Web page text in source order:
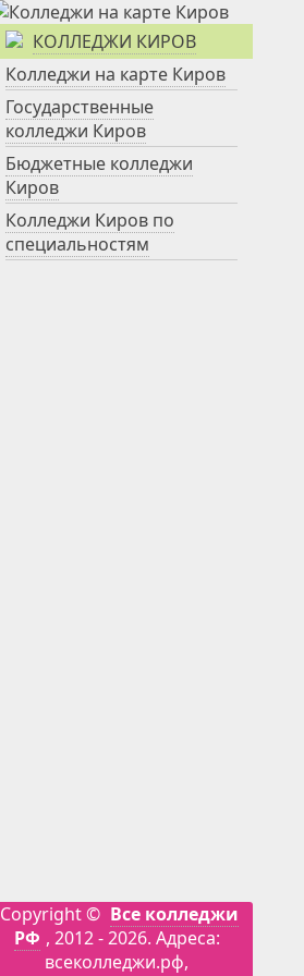
КОЛЛЕДЖИ КИРОВ
Колледжи на карте Киров
Государственные
колледжи Киров
Бюджетные колледжи
Киров
Колледжи Киров по
специальностям
Copyright © Все колледжи
РФ , 2012 - 2026. Адреса:
всеколледжи.рф,